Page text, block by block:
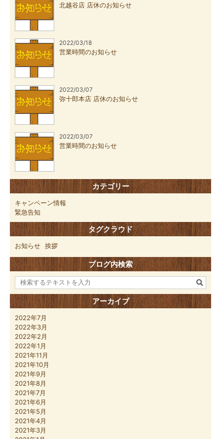
北越谷店 店休のお知らせ
2022/03/18
営業時間のお知らせ
2022/03/07
弥十郎本店 店休のお知らせ
2022/03/07
営業時間のお知らせ
カテゴリー
キャンペーン情報
緊急告知
タグクラウド
お知らせ 挨拶
ブログ内検索
アーカイブ
2022年7月
2022年3月
2022年2月
2022年1月
2021年11月
2021年10月
2021年9月
2021年8月
2021年7月
2021年6月
2021年5月
2021年4月
2021年3月